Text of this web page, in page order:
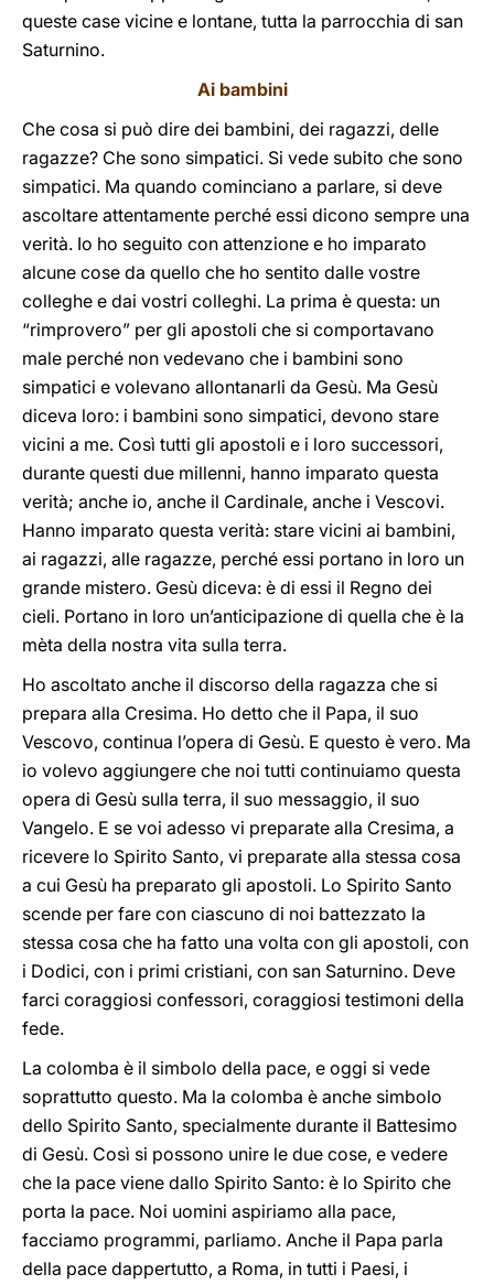
queste case vicine e lontane, tutta la parrocchia di san
Saturnino.
Ai bambini
Che cosa si può dire dei bambini, dei ragazzi, delle
ragazze? Che sono simpatici. Si vede subito che sono
simpatici. Ma quando cominciano a parlare, si deve
ascoltare attentamente perché essi dicono sempre una
verità. Io ho seguito con attenzione e ho imparato
alcune cose da quello che ho sentito dalle vostre
colleghe e dai vostri colleghi. La prima è questa: un
“rimprovero” per gli apostoli che si comportavano
male perché non vedevano che i bambini sono
simpatici e volevano allontanarli da Gesù. Ma Gesù
diceva loro: i bambini sono simpatici, devono stare
vicini a me. Così tutti gli apostoli e i loro successori,
durante questi due millenni, hanno imparato questa
verità; anche io, anche il Cardinale, anche i Vescovi.
Hanno imparato questa verità: stare vicini ai bambini,
ai ragazzi, alle ragazze, perché essi portano in loro un
grande mistero. Gesù diceva: è di essi il Regno dei
cieli. Portano in loro un’anticipazione di quella che è la
mèta della nostra vita sulla terra.
Ho ascoltato anche il discorso della ragazza che si
prepara alla Cresima. Ho detto che il Papa, il suo
Vescovo, continua l’opera di Gesù. E questo è vero. Ma
io volevo aggiungere che noi tutti continuiamo questa
opera di Gesù sulla terra, il suo messaggio, il suo
Vangelo. E se voi adesso vi preparate alla Cresima, a
ricevere lo Spirito Santo, vi preparate alla stessa cosa
a cui Gesù ha preparato gli apostoli. Lo Spirito Santo
scende per fare con ciascuno di noi battezzato la
stessa cosa che ha fatto una volta con gli apostoli, con
i Dodici, con i primi cristiani, con san Saturnino. Deve
farci coraggiosi confessori, coraggiosi testimoni della
fede.
La colomba è il simbolo della pace, e oggi si vede
soprattutto questo. Ma la colomba è anche simbolo
dello Spirito Santo, specialmente durante il Battesimo
di Gesù. Così si possono unire le due cose, e vedere
che la pace viene dallo Spirito Santo: è lo Spirito che
porta la pace. Noi uomini aspiriamo alla pace,
facciamo programmi, parliamo. Anche il Papa parla
della pace dappertutto, a Roma, in tutti i Paesi, i